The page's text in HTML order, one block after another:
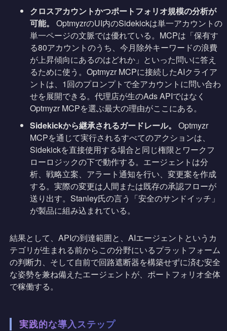
クロスアカウントかつポートフォリオ規模の分析が
可能。
OptmyzrのUI内のSidekickは単一アカウントの
単一ページの文脈では優れている。MCPは「保有す
る80アカウントのうち、今月除外キーワードの浪費
が上昇傾向にあるのはどれか」といった問いに答え
るために使う。Optmyzr MCPに接続したAIクライア
ントは、1回のプロンプトで全アカウントに問い合わ
せを展開できる。代理店が生のAds APIではなく
Optmyzr MCPを選ぶ最大の理由がここにある。
Sidekickから継承されるガードレール。
Optmyzr
MCPを通じて実行されるすべてのアクションは、
Sidekickを直接使用する場合と同じ権限とワークフ
ローロジックの下で動作する。エージェントは分
析、戦略立案、アラート通知を行い、変更案を作成
する。実際の変更は人間または既存の承認フローが
送り出す。Stanley氏の言う「安全のサンドイッチ」
が製品に組み込まれている。
結果として、APIの到達範囲と、AIエージェントというカ
テゴリが生まれる前からこの分野にいるプラットフォーム
の判断力、そして自前で回路遮断器を構築せずに済む安全
な姿勢を兼ね備えたエージェントが、ポートフォリオ全体
で稼働する。
実践的な導入ステップ